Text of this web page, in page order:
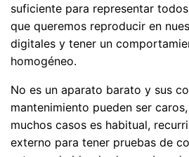
suficiente para representar
que queremos reproducir en
digitales y tener un
homogéneo.
No es un aparato barato y sus
mantenimiento pueden ser
muchos casos es habitual,
externo para tener pruebas de